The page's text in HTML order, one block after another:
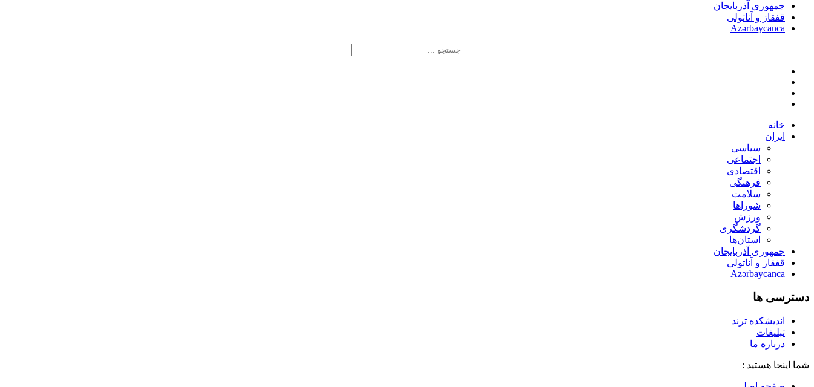
جمهوری آذربایجان
قفقاز و آناتولی
Azərbaycanca
خانه
ایران
سیاسی
اجتماعی
اقتصادی
فرهنگی
سلامت
شوراها
ورزش
گردشگری
استان‌ها
جمهوری آذربایجان
قفقاز و آناتولی
Azərbaycanca
دسترسی ها
اندیشکده ترند
تبلیغات
درباره ما
شما اینجا هستید :